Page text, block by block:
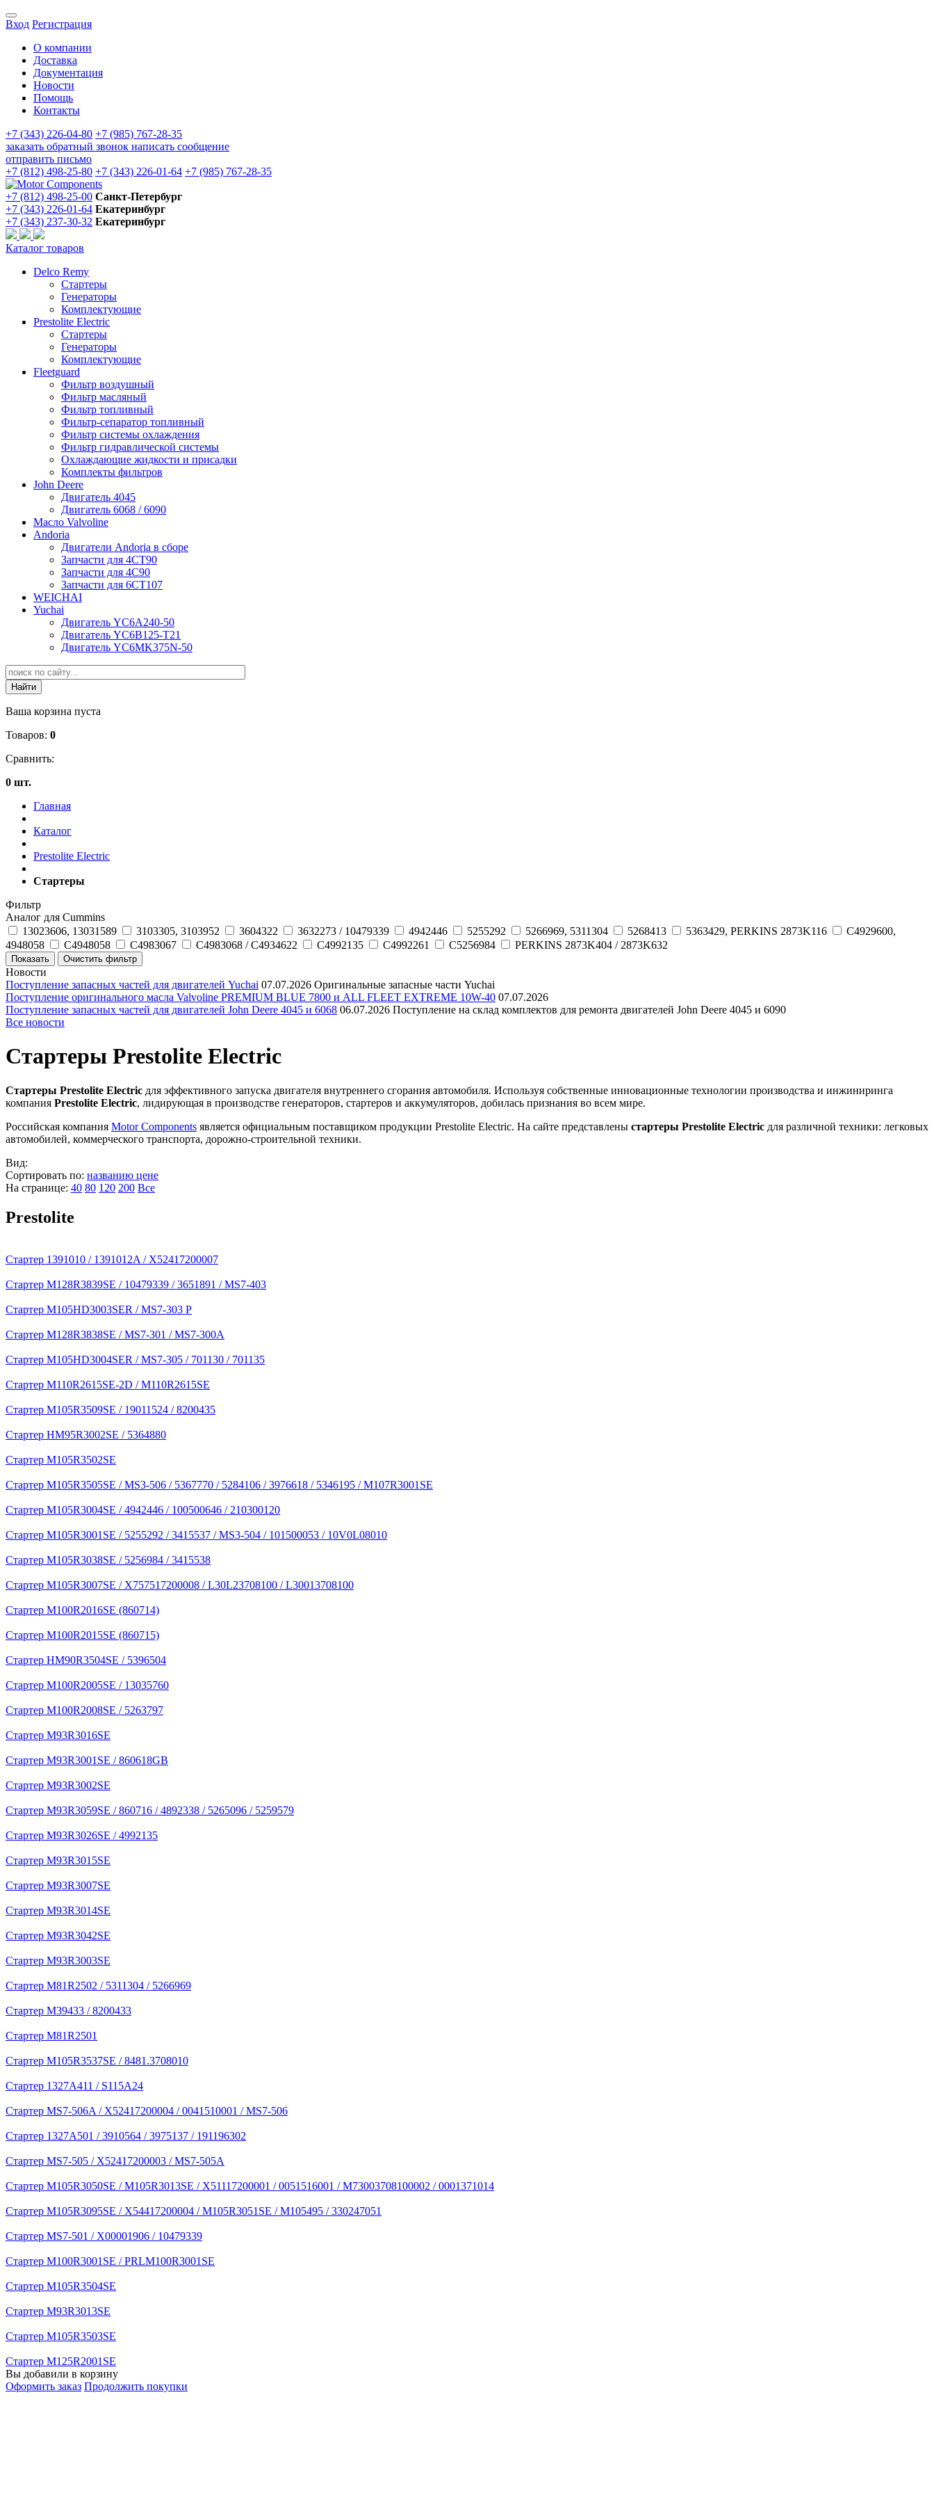
Вход Регистрация
О компании
Доставка
Документация
Новости
Помощь
Контакты
+7 (343) 226-04-80 +7 (985) 767-28-35
заказать обратный звонок написать сообщение
отправить письмо
+7 (812) 498-25-80 +7 (343) 226-01-64 +7 (985) 767-28-35
+7 (812) 498-25-00 Санкт-Петербург
+7 (343) 226-01-64 Екатеринбург
+7 (343) 237-30-32 Екатеринбург
Каталог товаров
Delco Remy
Стартеры
Генераторы
Комплектующие
Prestolite Electric
Стартеры
Генераторы
Комплектующие
Fleetguard
Фильтр воздушный
Фильтр масляный
Фильтр топливный
Фильтр-сепаратор топливный
Фильтр системы охлаждения
Фильтр гидравлической системы
Охлаждающие жидкости и присадки
Комплекты фильтров
John Deere
Двигатель 4045
Двигатель 6068 / 6090
Масло Valvoline
Andoria
Двигатели Andoria в сборе
Запчасти для 4CT90
Запчасти для 4С90
Запчасти для 6CT107
WEICHAI
Yuchai
Двигатель YC6A240-50
Двигатель YC6B125-T21
Двигатель YC6MK375N-50
Ваша корзина пуста
Товаров: 0
Сравнить:
0 шт.
Главная
Каталог
Prestolite Electric
Стартеры
Фильтр
Аналог для Cummins
13023606, 13031589
3103305, 3103952 3604322 3632273 / 10479339 4942446 5255292 5266969, 5311304 5268413 5363429, PERKINS 2873K116
C4929600,
4948058
C4948058 C4983067 C4983068 / C4934622 C4992135 C4992261 C5256984 PERKINS 2873K404 / 2873K632
Новости
Поступление запасных частей для двигателей Yuchai 07.07.2026 Оригинальные запасные части Yuchai
Поступление оригинального масла Valvoline PREMIUM BLUE 7800 и ALL FLEET EXTREME 10W-40 07.07.2026
Поступление запасных частей для двигателей John Deere 4045 и 6068 06.07.2026 Поступление на склад комплектов для ремонта двигателей John Deere 4045 и 6090
Все новости
Стартеры Prestolite Electric
Стартеры Prestolite Electric для эффективного запуска двигателя внутреннего сгорания автомобиля. Используя собственные инновационные технологии производства и инжиниринга
компания Prestolite Electric, лидирующая в производстве генераторов, стартеров и аккумуляторов, добилась признания во всем мире.
Российская компания Motor Components является официальным поставщиком продукции Prestolite Electric. На сайте представлены стартеры Prestolite Electric для различной техники: легковых
автомобилей, коммерческого транспорта, дорожно-строительной техники.
Вид:
Сортировать по: названию цене
На странице: 40 80 120 200 Все
Prestolite
Стартер 1391010 / 1391012A / X52417200007
Стартер M128R3839SE / 10479339 / 3651891 / MS7-403
Стартер M105HD3003SER / MS7-303 P
Стартер M128R3838SE / MS7-301 / MS7-300A
Стартер M105HD3004SER / MS7-305 / 701130 / 701135
Стартер M110R2615SE-2D / M110R2615SE
Стартер M105R3509SE / 19011524 / 8200435
Стартер HM95R3002SE / 5364880
Стартер M105R3502SE
Стартер M105R3505SE / MS3-506 / 5367770 / 5284106 / 3976618 / 5346195 / M107R3001SE
Стартер M105R3004SE / 4942446 / 100500646 / 210300120
Стартер M105R3001SE / 5255292 / 3415537 / MS3-504 / 101500053 / 10V0L08010
Стартер M105R3038SE / 5256984 / 3415538
Стартер M105R3007SE / X757517200008 / L30L23708100 / L30013708100
Стартер M100R2016SE (860714)
Стартер M100R2015SE (860715)
Стартер HM90R3504SE / 5396504
Стартер M100R2005SE / 13035760
Стартер M100R2008SE / 5263797
Стартер M93R3016SE
Стартер M93R3001SE / 860618GB
Стартер M93R3002SE
Стартер M93R3059SE / 860716 / 4892338 / 5265096 / 5259579
Стартер M93R3026SE / 4992135
Стартер M93R3015SE
Стартер M93R3007SE
Стартер M93R3014SE
Стартер M93R3042SE
Стартер M93R3003SE
Стартер M81R2502 / 5311304 / 5266969
Стартер M39433 / 8200433
Стартер M81R2501
Стартер M105R3537SE / 8481.3708010
Стартер 1327A411 / S115A24
Стартер MS7-506A / X52417200004 / 0041510001 / MS7-506
Стартер 1327A501 / 3910564 / 3975137 / 191196302
Стартер MS7-505 / X52417200003 / MS7-505A
Стартер M105R3050SE / M105R3013SE / X51117200001 / 0051516001 / M73003708100002 / 0001371014
Стартер M105R3095SE / X54417200004 / M105R3051SE / M105495 / 330247051
Стартер MS7-501 / X00001906 / 10479339
Стартер M100R3001SE / PRLM100R3001SE
Стартер M105R3504SE
Стартер M93R3013SE
Стартер M105R3503SE
Стартер M125R2001SE
Вы добавили в корзину
Оформить заказ Продолжить покупки